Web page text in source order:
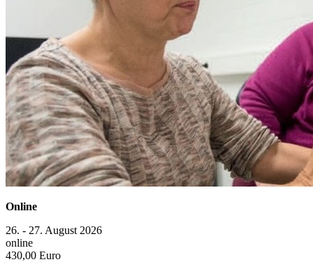
Online
26. - 27. August 2026
online
430,00 Euro